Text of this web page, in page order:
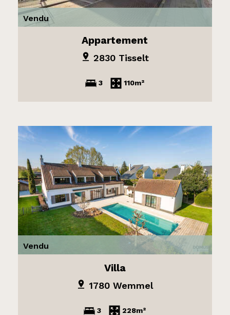
Vendu
Appartement
2830 Tisselt
3 110m²
Vendu
Villa
1780 Wemmel
3 228m²